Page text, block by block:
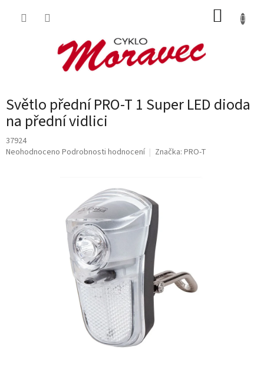
Světlo přední PRO-T 1 Super LED dioda
na přední vidlici
37924
Průměrné
Neohodnoceno Podrobnosti hodnocení Značka: PRO-T